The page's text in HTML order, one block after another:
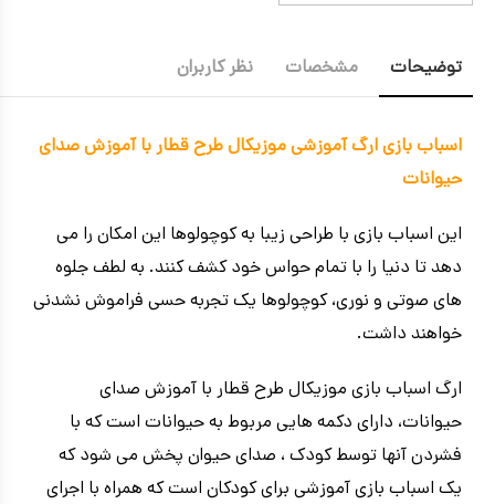
توضیحات مشخصات نظر کاربران
اسباب بازی ارگ آموزشی موزیکال طرح قطار با آموزش صدای
حیوانات
این اسباب بازی با طراحی زیبا به کوچولوها این امکان را می
دهد تا دنیا را با تمام حواس خود کشف کنند. به لطف جلوه
های صوتی و نوری، کوچولوها یک تجربه حسی فراموش نشدنی
خواهند داشت.
ارگ اسباب بازی موزیکال طرح قطار با آموزش صدای
حیوانات، دارای دکمه هایی مربوط به حیوانات است که با
فشردن آنها توسط کودک ، صدای حیوان پخش می شود که
یک اسباب بازی آموزشی برای کودکان است که همراه با اجرای